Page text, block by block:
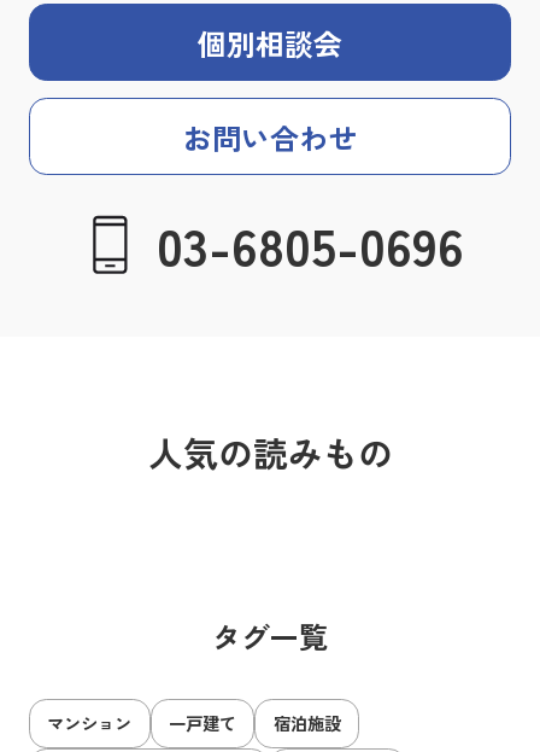
個別相談会
お問い合わせ
03-6805-0696
人気の読みもの
タグ一覧
マンション 一戸建て
宿泊施設